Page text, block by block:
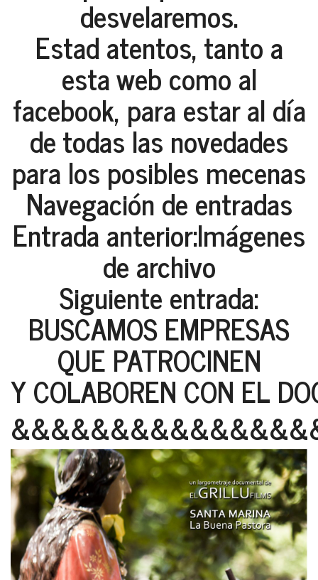
desvelaremos.
Estad atentos, tanto a
esta web como al
facebook, para estar al día
de todas las novedades
para los posibles mecenas
Navegación de entradas
Entrada anterior:Imágenes
de archivo
Siguiente entrada:
BUSCAMOS EMPRESAS
QUE PATROCINEN
Y COLABOREN CON EL